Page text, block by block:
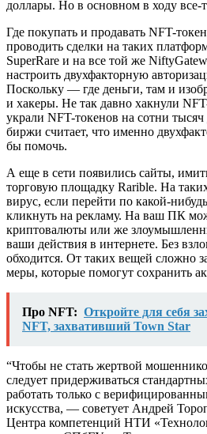
доллары. Но в основном в ходу все-
Где покупать и продавать NFT-
проводить сделки на таких
SuperRare и на все той же
настроить двухфакторную
Поскольку — где деньги, там и
и хакеры. Не так давно хакнули
украли NFT-токенов на сотни
биржи считает, что именно
бы помочь.
А еще в сети появились сайты,
торговую площадку Rarible. На
вирус, если перейти по какой-
кликнуть на рекламу. На ваш ПК
криптовалюты или же
ваши действия в интернете. Без
обходится. От таких вещей сложно
меры, которые помогут сохранить
Про NFT: Откройте для себя
NFT, захвативший Town Star
“Чтобы не стать жертвой
следует придерживаться
работать только с
искусства, — советует Андрей
Центра компетенций НТИ